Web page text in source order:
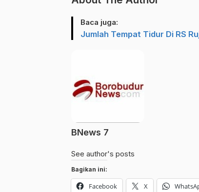
Baca juga:
Jumlah Tempat Tidur Di RS
BNews 7
See author's posts
Bagikan ini:
Facebook X